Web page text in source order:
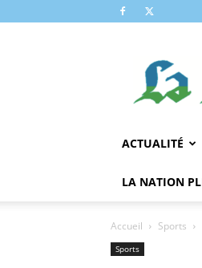
ACTUALITÉ
LA NATION
Accueil Sports
Sports